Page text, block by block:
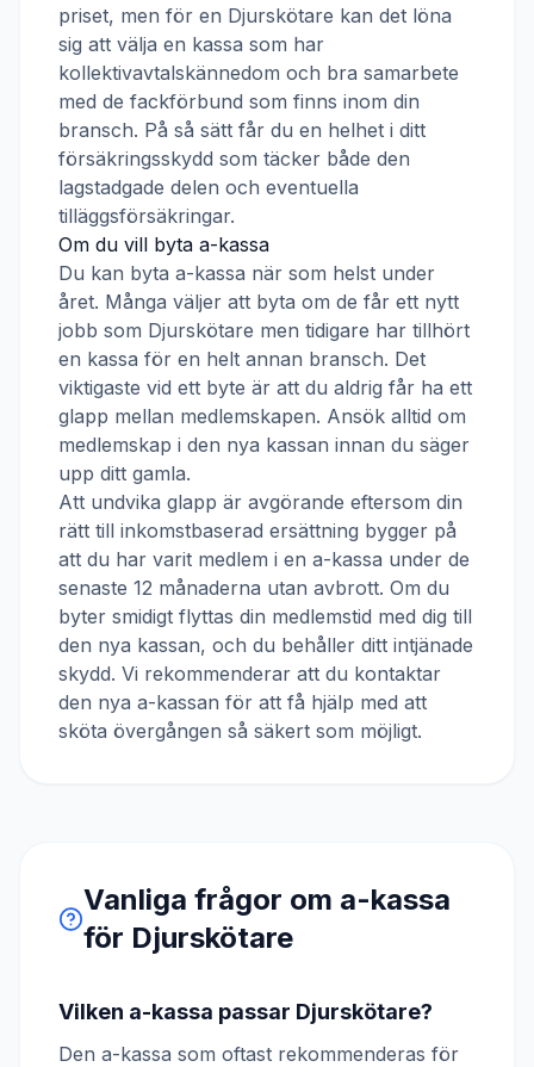
priset, men för en Djurskötare kan det löna
sig att välja en kassa som har
kollektivavtalskännedom och bra samarbete
med de fackförbund som finns inom din
bransch. På så sätt får du en helhet i ditt
försäkringsskydd som täcker både den
lagstadgade delen och eventuella
tilläggsförsäkringar.
Om du vill byta a-kassa
Du kan byta a-kassa när som helst under
året. Många väljer att byta om de får ett nytt
jobb som Djurskötare men tidigare har tillhört
en kassa för en helt annan bransch. Det
viktigaste vid ett byte är att du aldrig får ha ett
glapp mellan medlemskapen. Ansök alltid om
medlemskap i den nya kassan innan du säger
upp ditt gamla.
Att undvika glapp är avgörande eftersom din
rätt till inkomstbaserad ersättning bygger på
att du har varit medlem i en a-kassa under de
senaste 12 månaderna utan avbrott. Om du
byter smidigt flyttas din medlemstid med dig till
den nya kassan, och du behåller ditt intjänade
skydd. Vi rekommenderar att du kontaktar
den nya a-kassan för att få hjälp med att
sköta övergången så säkert som möjligt.
Vanliga frågor om a-kassa
för Djurskötare
Vilken a-kassa passar Djurskötare?
Den a-kassa som oftast rekommenderas för